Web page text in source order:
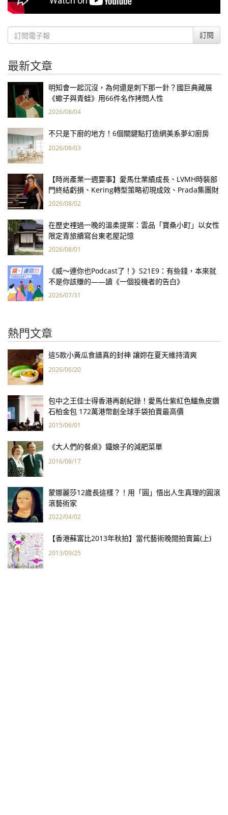
訂閱
最新文章
明知會一起沉沒，為何還是刺下那一針？國巨典藏展
《蠍子與青蛙》用66件名作拷問人性
2026/08/04
不只是下廚的地方！6個關鍵點打造網美系夢幻廚房
2026/08/03
【時尚產業一週要事】愛馬仕業績成長、LVMH時裝部
門終結虧損、Kering轉型策略初現成效、Prada集團財
報亮眼
2026/08/02
在歷史裡過一晚的溫柔提案：雲品「寶桑小町」以女性
限定青旅續寫台東老屋記憶
2026/08/01
《威～連你也Podcast了！》S21E9：有些錢，本來就
不是你該賺的——讀《一個投機者的告白》
2026/07/31
熱門文章
這5款小黃瓜食譜真的封神 讓妳在夏天維持清爽
2026/06/20
包中之王佳士得香港再創紀錄！愛馬仕紫紅色鱷魚皮鑽
石柏金包 172萬港幣創全球手袋拍賣最高價
2015/06/01
《大人們的餐桌》鐵娘子的減肥菜單
2016/08/17
蒙娜麗莎12歲長這樣？！用「圓」悟出人生真理的圓滾
滾藝術家
2022/04/02
【香港蘇富比2013年秋拍】當代藝術晚間拍賣篇(上)
2013/09/25